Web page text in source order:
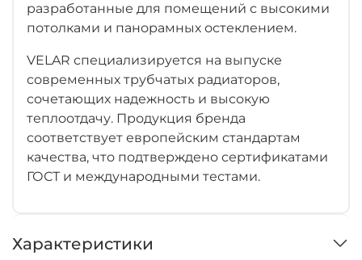
разработанные для помещений с высокими
потолками и панорамных остеклением.
VELAR специализируется на выпуске
современных трубчатых радиаторов,
сочетающих надежность и высокую
теплоотдачу. Продукция бренда
соответствует европейским стандартам
качества, что подтверждено сертификатами
ГОСТ и международными тестами.
Характеристики